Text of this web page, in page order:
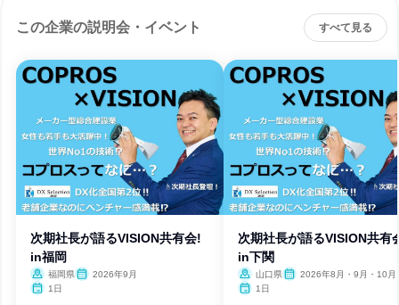
この企業の説明会・イベント すべて見る
次期社長が語るVISION共有会!
in福岡
福岡県
2026年9月
1日
次期社長が語るVISION共有
in下関
山口県
2026年8月・9月・10月
1日